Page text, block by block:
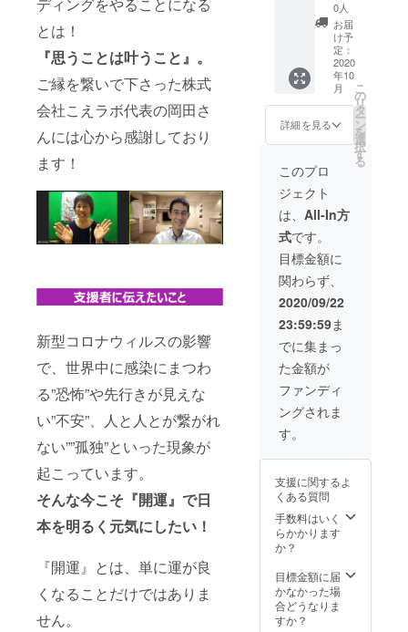
ディングをやることになる
とは！
『思うことは叶うこと』。
ご縁を繋いで下さった株式
会社こえラボ代表の岡田さ
んには心から感謝しており
ます！
新型コロナウィルスの影響
で、世界中に感染にまつわ
る”恐怖”や先行きが見えな
い”不安”、人と人とが繋がれ
ない””孤独”といった現象が
起こっています。
そんな今こそ『開運』で日
本を明るく元気にしたい！
『開運』とは、単に運が良
くなることだけではありま
せん。
作った
りでき
ます。
※1ヶ月
に1回で
12回の
実施と
なりま
す。
楠木あ
さ美が
あなた
のコン
テンツ
をプロ
デュー
スしま
す。 パ
ワー
ワード
を付け
ること
により
商品を
PRでき
ます！
あなた
の商品
にコン
サルタ
ントで
ある楠
木あさ
美がお
墨付き
で商品
として
世に出
公序良
する商
品には
使用で
きませ
ん。
0人
お届
け予
定：
2020
年10
月
詳細を見る
こ
の
リ
タ
ー
ン
を
選
択
す
る
このプロ
ジェクト
は、 All-In方
式です。
目標金額に
関わらず、
2020/09/22
23:59:59ま
でに集まっ
た金額が
ファンディ
ングされま
す。
支援に関するよ
くある質問
手数料はいく
らかかります
か？
目標金額に届
かなかった場
合どうなりま
すか？